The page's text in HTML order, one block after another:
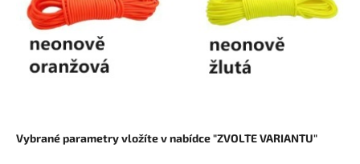
Vybrané parametry vložíte v nabídce "ZVOLTE VARIANTU"